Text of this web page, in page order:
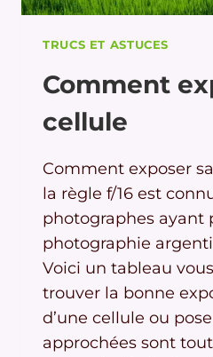
TRUCS ET ASTUCES
Comment
cellule
Comment exposer
la règle f/16 est
photographes ayant
photographie
Voici un tableau
trouver la bonne
d’une cellule ou
approchées sont